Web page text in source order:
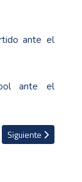
ante el
ante el
cantante Drake a
Artículo siguiente:
Siguiente